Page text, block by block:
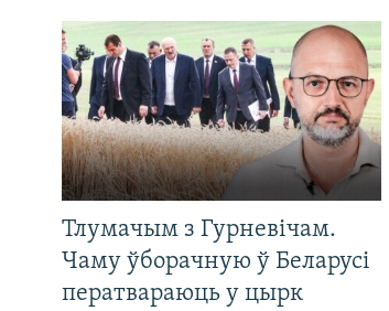
Тлумачым з Гурневічам.
Чаму ўборачную ў Беларусі
ператвараюць у цырк